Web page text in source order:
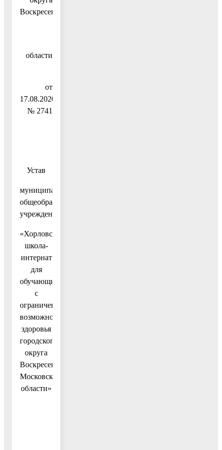
Воскресенск
области
от
17.08.2020
№ 2741
Устав
муниципального
общеобразовательного
учреждения
«Хорловская
школа-
интернат
для
обучающихся
с
ограниченными
возможностями
здоровья
городского
округа
Воскресенск
Московской
области»